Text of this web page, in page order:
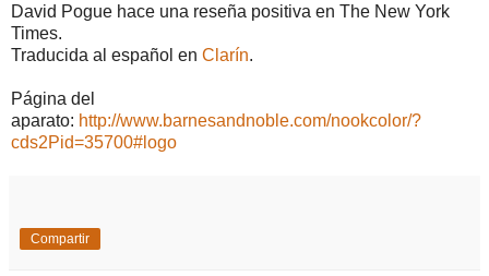
David Pogue hace una reseña positiva en The New York
Times.
Traducida al español en Clarín.
Página del
aparato: http://www.barnesandnoble.com/nookcolor/?
cds2Pid=35700#logo
Compartir